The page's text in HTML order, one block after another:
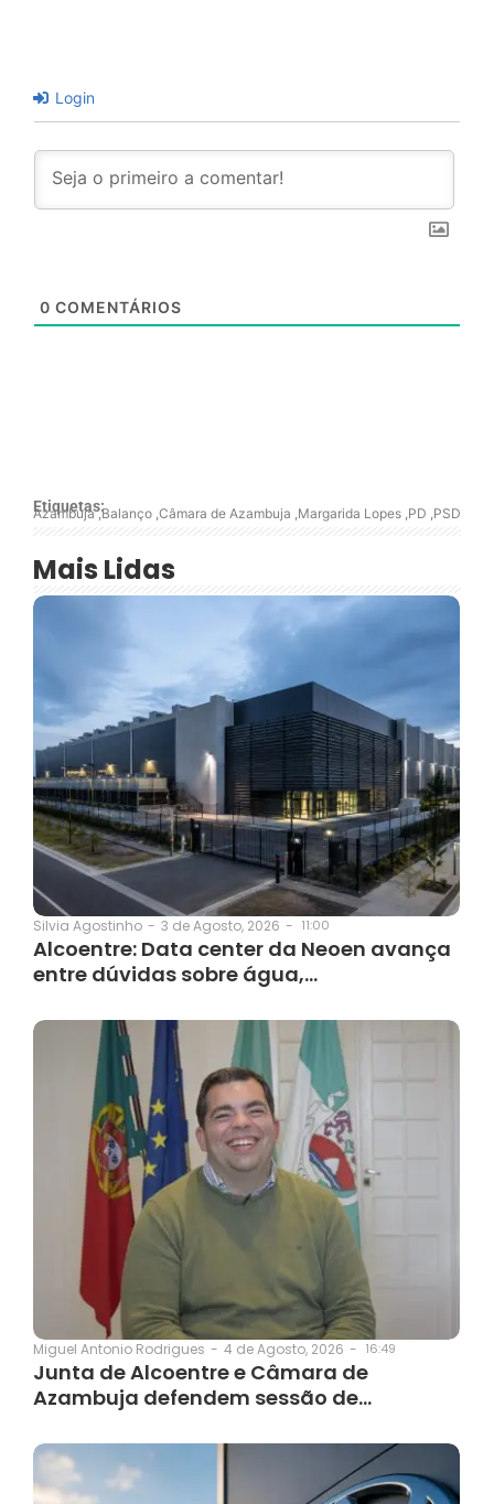
Login
0 COMENTÁRIOS
Etiquetas:
Azambuja,Balanço ,Câmara de Azambuja ,Margarida Lopes ,PD ,PSD
Mais Lidas
Silvia Agostinho - 3 de Agosto, 2026 - 11:00
Alcoentre: Data center da Neoen avança
entre dúvidas sobre água,…
Miguel Antonio Rodrigues - 4 de Agosto, 2026 - 16:49
Junta de Alcoentre e Câmara de
Azambuja defendem sessão de…